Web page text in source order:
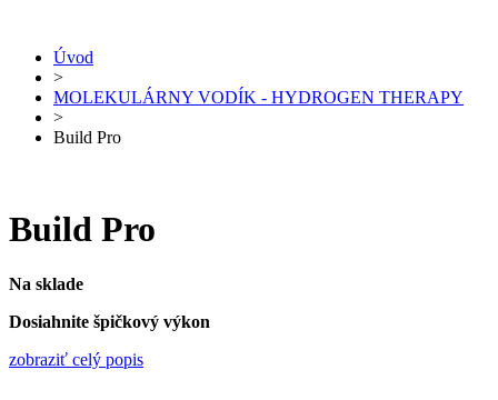
Úvod
>
MOLEKULÁRNY VODÍK - HYDROGEN THERAPY
>
Build Pro
Build Pro
Na sklade
Dosiahnite špičkový výkon
zobraziť celý popis